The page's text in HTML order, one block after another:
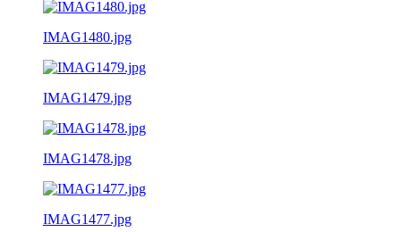
IMAG1480.jpg
IMAG1479.jpg
IMAG1478.jpg
IMAG1477.jpg